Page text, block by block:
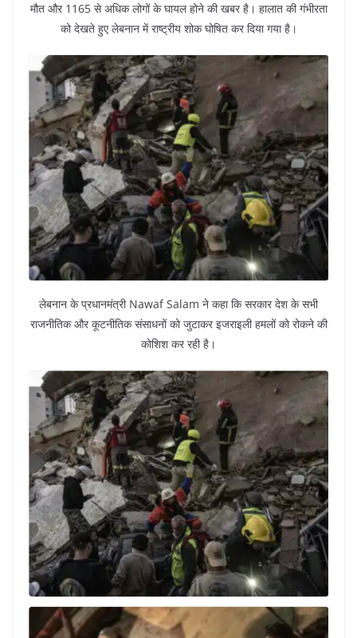
मौत और 1165 से अधिक लोगों के घायल होने की खबर है। हालात की गंभीरता
को देखते हुए लेबनान में राष्ट्रीय शोक घोषित कर दिया गया है।
लेबनान के प्रधानमंत्री Nawaf Salam ने कहा कि सरकार देश के सभी
राजनीतिक और कूटनीतिक संसाधनों को जुटाकर इजराइली हमलों को रोकने की
कोशिश कर रही है।